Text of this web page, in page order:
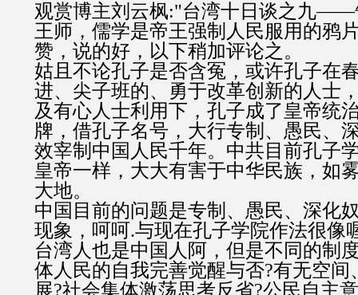
观赏博主刘云枫:"台湾十日谈之九——
王师，儒学是帝王强制人民服用的鸦
赞，说的好，以下稍加评论之。
姑且不论孔子是否含冤，或许孔子在
进、尖子班的、勇于改革创新的人士
及有心人士利用下，孔子成了皇帝统
牌，借孔子名号，大行专制、愚民、
效宰制中国人民千年。中共目前孔子
皇帝一样，大大有害于中华民族，如
大地。
中国目前的问题是专制、愚民、深化
现象，呵呵.与现在孔子学院作法很像
台湾人也是中国人阿，但是不同的制
体人民的自我完善觉醒与否?有无空间
展?社会集体激荡思考反省?公民自主